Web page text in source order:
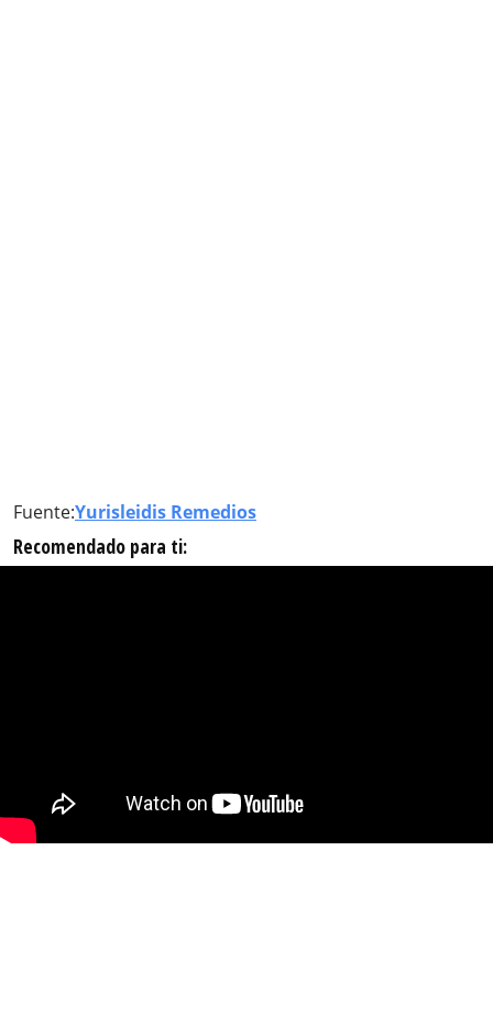
Fuente:Yurisleidis Remedios
Recomendado para ti: